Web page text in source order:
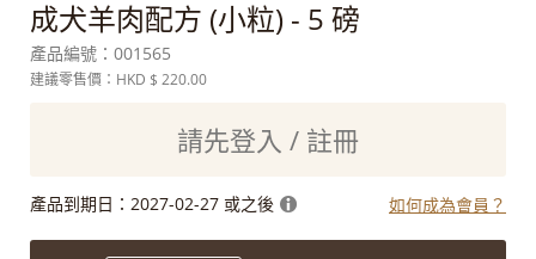
成犬羊肉配方 (小粒) - 5 磅
產品編號： 001565
建議零售價：HKD $ 220.00
請先登入 / 註冊
產品到期日： 2027-02-27 或之後 如何成為會員？